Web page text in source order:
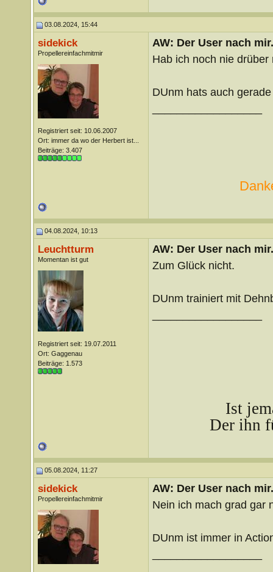
03.08.2024, 15:44
sidekick
Propellereinfachmitmir
Registriert seit: 10.06.2007
Ort: immer da wo der Herbert ist...
Beiträge: 3.407
AW: Der User nach
Hab ich noch nie drüber
DUnm hats auch
04.08.2024, 10:13
Leuchtturm
Momentan ist gut
Registriert seit: 19.07.2011
Ort: Gaggenau
Beiträge: 1.573
AW: Der User nach
Zum Glück nicht.
DUnm trainiert mit
Ist
Der ihn
05.08.2024, 11:27
sidekick
Propellereinfachmitmir
AW: Der User nach
Nein ich mach grad gar
DUnm ist immer in